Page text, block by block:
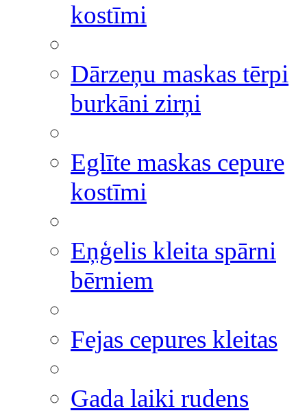
kostīmi
Dārzeņu maskas tērpi
burkāni zirņi
Eglīte maskas cepure
kostīmi
Eņģelis kleita spārni
bērniem
Fejas cepures kleitas
Gada laiki rudens